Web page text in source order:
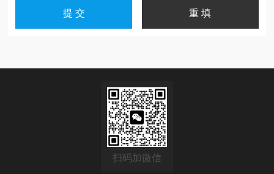
扫码加微信